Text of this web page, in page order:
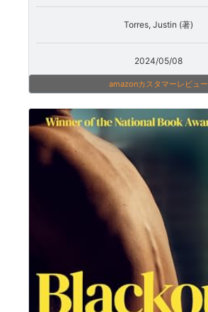
Torres, Justin (著)
2024/05/08
amazonカスタマーレビュー